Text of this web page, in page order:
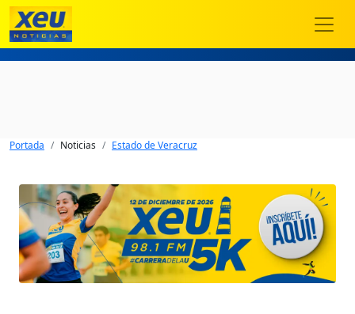
Portada Noticias Estado de Veracruz